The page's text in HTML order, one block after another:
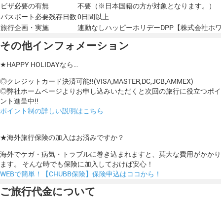
ビザ必要の有無
不要（※日本国籍の方が対象となります。）
パスポート必要残存日数0日間以上
旅行企画・実施
連動なしハッピーホリデーDPP【株式会社ホ
その他インフォメーション
★HAPPY HOLIDAYなら…
◎クレジットカード決済可能!!(VISA,MASTER,DC,JCB,AMMEX)
◎弊社ホームページよりお申し込みいただくと次回の旅行に役立つポイ
ント進呈中!!
ポイント制の詳しい説明はこちら
★海外旅行保険の加入はお済みですか？
海外でケガ・病気・トラブルに巻き込まれますと、莫大な費用がかかり
ます。 そんな時でも保険に加入しておけば安心！
WEBで簡単！【CHUBB保険】保険申込はココから！
ご旅行代金について